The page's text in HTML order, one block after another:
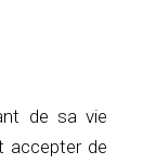
de sa vie
accepter de